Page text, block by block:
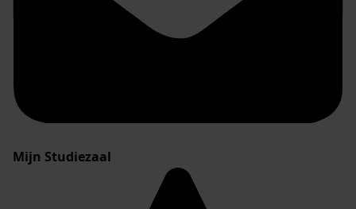
Mijn Studiezaal